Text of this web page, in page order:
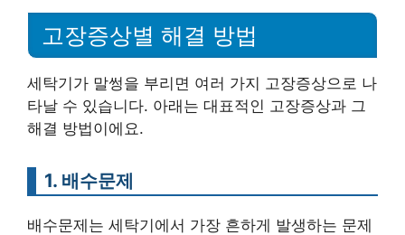
고장증상별 해결 방법
세탁기가 말썽을 부리면 여러 가지 고장증상으로 나
타날 수 있습니다. 아래는 대표적인 고장증상과 그
해결 방법이에요.
1. 배수문제
배수문제는 세탁기에서 가장 흔하게 발생하는 문제